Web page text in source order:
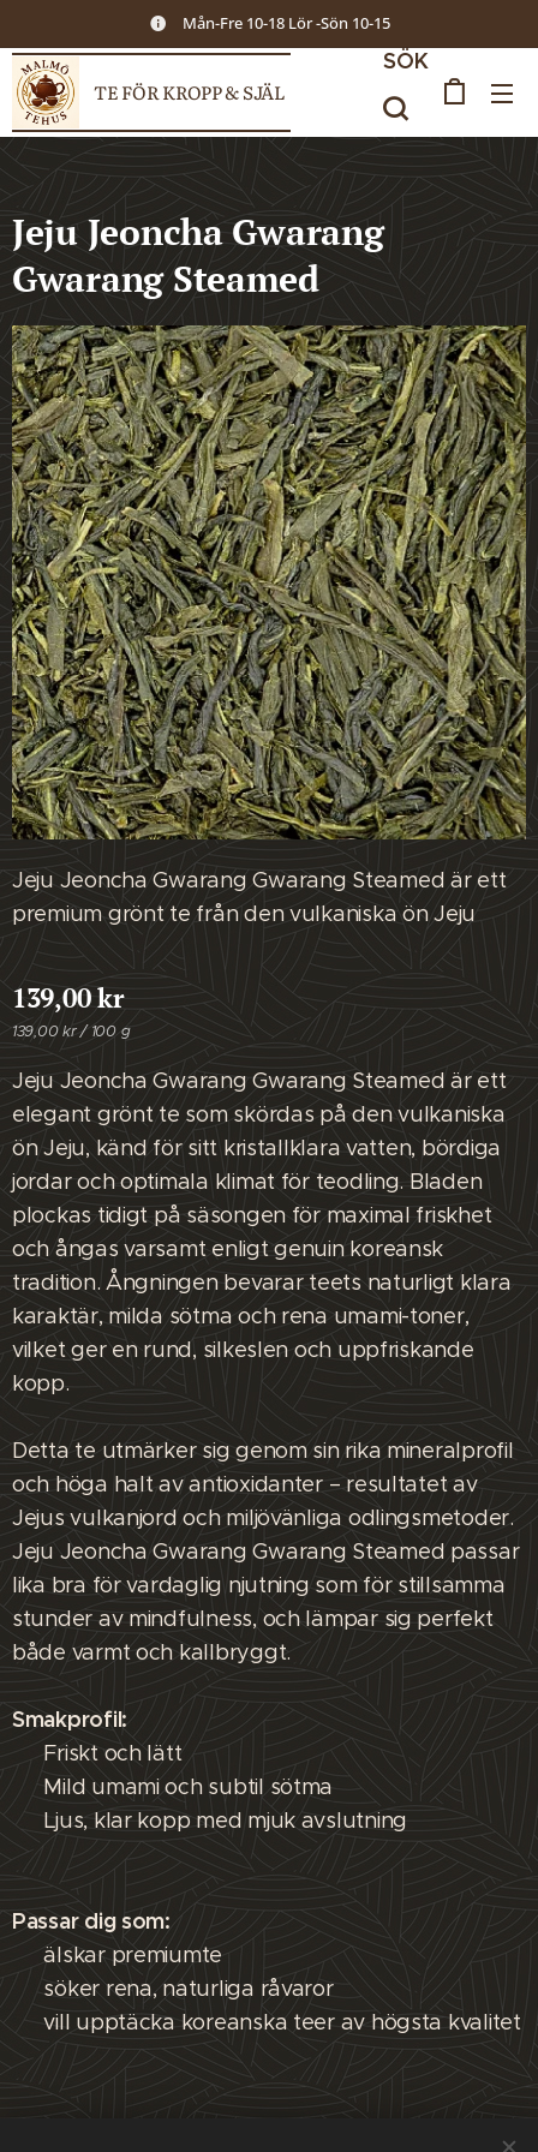
Mån-Fre 10-18 Lör -Sön 10-15
TE FÖR KROPP & SJÄL
SÖK
Jeju Jeoncha Gwarang
Gwarang Steamed
Jeju Jeoncha Gwarang Gwarang Steamed är ett
premium grönt te från den vulkaniska ön Jeju
139,00kr
139,00 kr / 100 g
Jeju Jeoncha Gwarang Gwarang Steamed är ett
elegant grönt te som skördas på den vulkaniska
ön Jeju, känd för sitt kristallklara vatten, bördiga
jordar och optimala klimat för teodling. Bladen
plockas tidigt på säsongen för maximal friskhet
och ångas varsamt enligt genuin koreansk
tradition. Ångningen bevarar teets naturligt klara
karaktär, milda sötma och rena umami-toner,
vilket ger en rund, silkeslen och uppfriskande
kopp.
Detta te utmärker sig genom sin rika mineralprofil
och höga halt av antioxidanter – resultatet av
Jejus vulkanjord och miljövänliga odlingsmetoder.
Jeju Jeoncha Gwarang Gwarang Steamed passar
lika bra för vardaglig njutning som för stillsamma
stunder av mindfulness, och lämpar sig perfekt
både varmt och kallbryggt.
Smakprofil:
🌱 Friskt och lätt
🌾 Mild umami och subtil sötma
🍃 Ljus, klar kopp med mjuk avslutning
Passar dig som:
✔ älskar premiumte
✔ söker rena, naturliga råvaror
✔ vill upptäcka koreanska teer av högsta kvalitet